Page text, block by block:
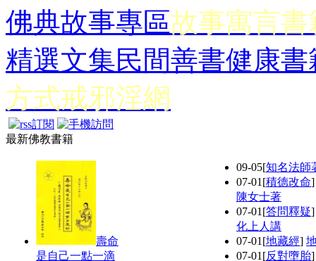
佛典故事專區故事寓言書
精選文集民間善書健康書
方式戒邪淫網
最新佛教書籍
壽命
是自己一點一滴
09-05[知名法師
07-01 [積德改命
陳女士著
07-01 [答問釋疑
化上人講
07-01 [地藏經]
07-01 [反對墮胎